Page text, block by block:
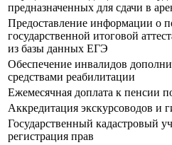
предназначенных для сдачи в
Предоставление информации о
государственной итоговой
из базы данных ЕГЭ
Обеспечение инвалидов
средствами реабилитации
Ежемесячная доплата к пенсии
Аккредитация экскурсоводов и
Государственный кадастровый
регистрация прав